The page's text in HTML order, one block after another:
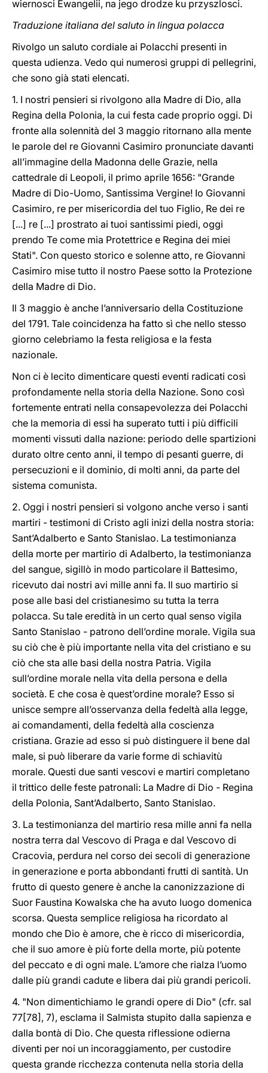
wiernosci Ewangelii, na jego drodze ku przyszlosci.
Traduzione italiana del saluto in lingua polacca
Rivolgo un saluto cordiale ai Polacchi presenti in
questa udienza. Vedo qui numerosi gruppi di pellegrini,
che sono già stati elencati.
1. I nostri pensieri si rivolgono alla Madre di Dio, alla
Regina della Polonia, la cui festa cade proprio oggi. Di
fronte alla solennità del 3 maggio ritornano alla mente
le parole del re Giovanni Casimiro pronunciate davanti
all’immagine della Madonna delle Grazie, nella
cattedrale di Leopoli, il primo aprile 1656: "Grande
Madre di Dio-Uomo, Santissima Vergine! Io Giovanni
Casimiro, re per misericordia del tuo Figlio, Re dei re
[...] re [...] prostrato ai tuoi santissimi piedi, oggi
prendo Te come mia Protettrice e Regina dei miei
Stati". Con questo storico e solenne atto, re Giovanni
Casimiro mise tutto il nostro Paese sotto la Protezione
della Madre di Dio.
Il 3 maggio è anche l’anniversario della Costituzione
del 1791. Tale coincidenza ha fatto sì che nello stesso
giorno celebriamo la festa religiosa e la festa
nazionale.
Non ci è lecito dimenticare questi eventi radicati così
profondamente nella storia della Nazione. Sono così
fortemente entrati nella consapevolezza dei Polacchi
che la memoria di essi ha superato tutti i più difficili
momenti vissuti dalla nazione: periodo delle spartizioni
durato oltre cento anni, il tempo di pesanti guerre, di
persecuzioni e il dominio, di molti anni, da parte del
sistema comunista.
2. Oggi i nostri pensieri si volgono anche verso i santi
martiri - testimoni di Cristo agli inizi della nostra storia:
Sant’Adalberto e Santo Stanislao. La testimonianza
della morte per martirio di Adalberto, la testimonianza
del sangue, sigillò in modo particolare il Battesimo,
ricevuto dai nostri avi mille anni fa. Il suo martirio si
pose alle basi del cristianesimo su tutta la terra
polacca. Su tale eredità in un certo qual senso vigila
Santo Stanislao - patrono dell’ordine morale. Vigila sua
su ciò che è più importante nella vita del cristiano e su
ciò che sta alle basi della nostra Patria. Vigila
sull’ordine morale nella vita della persona e della
società. E che cosa è quest’ordine morale? Esso si
unisce sempre all’osservanza della fedeltà alla legge,
ai comandamenti, della fedeltà alla coscienza
cristiana. Grazie ad esso si può distinguere il bene dal
male, si può liberare da varie forme di schiavitù
morale. Questi due santi vescovi e martiri completano
il trittico delle feste patronali: La Madre di Dio - Regina
della Polonia, Sant’Adalberto, Santo Stanislao.
3. La testimonianza del martirio resa mille anni fa nella
nostra terra dal Vescovo di Praga e dal Vescovo di
Cracovia, perdura nel corso dei secoli di generazione
in generazione e porta abbondanti frutti di santità. Un
frutto di questo genere è anche la canonizzazione di
Suor Faustina Kowalska che ha avuto luogo domenica
scorsa. Questa semplice religiosa ha ricordato al
mondo che Dio è amore, che è ricco di misericordia,
che il suo amore è più forte della morte, più potente
del peccato e di ogni male. L’amore che rialza l’uomo
dalle più grandi cadute e libera dai più grandi pericoli.
4. "Non dimentichiamo le grandi opere di Dio" (cfr. sal
77[78], 7), esclama il Salmista stupito dalla sapienza e
dalla bontà di Dio. Che questa riflessione odierna
diventi per noi un incoraggiamento, per custodire
questa grande ricchezza contenuta nella storia della